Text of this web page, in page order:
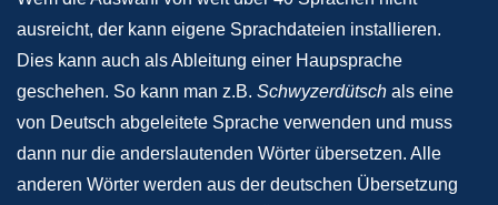
ausreicht, der kann eigene Sprachdateien installieren.
Dies kann auch als Ableitung einer Haupsprache
geschehen. So kann man z.B. Schwyzerdütsch als eine
von Deutsch abgeleitete Sprache verwenden und muss
dann nur die anderslautenden Wörter übersetzen. Alle
anderen Wörter werden aus der deutschen Übersetzung